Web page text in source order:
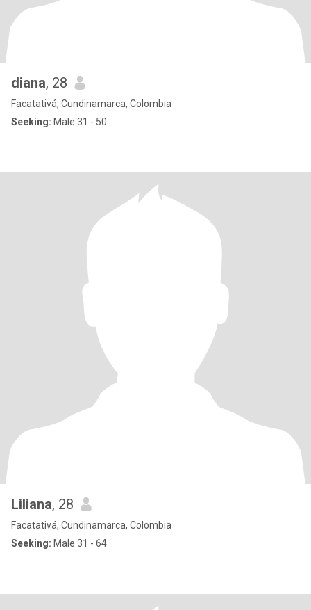
diana, 28
Facatativá, Cundinamarca, Colombia
Seeking: Male 31 - 50
Liliana, 28
Facatativá, Cundinamarca, Colombia
Seeking: Male 31 - 64